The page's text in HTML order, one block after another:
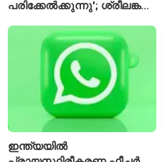
പരിക്കേൽക്കുന്നു'; ശ്രീലങ്കൻ
ടീമിനെ കുറിച്ച് മുൻതാരം
ഇന്ത്യയിൽ